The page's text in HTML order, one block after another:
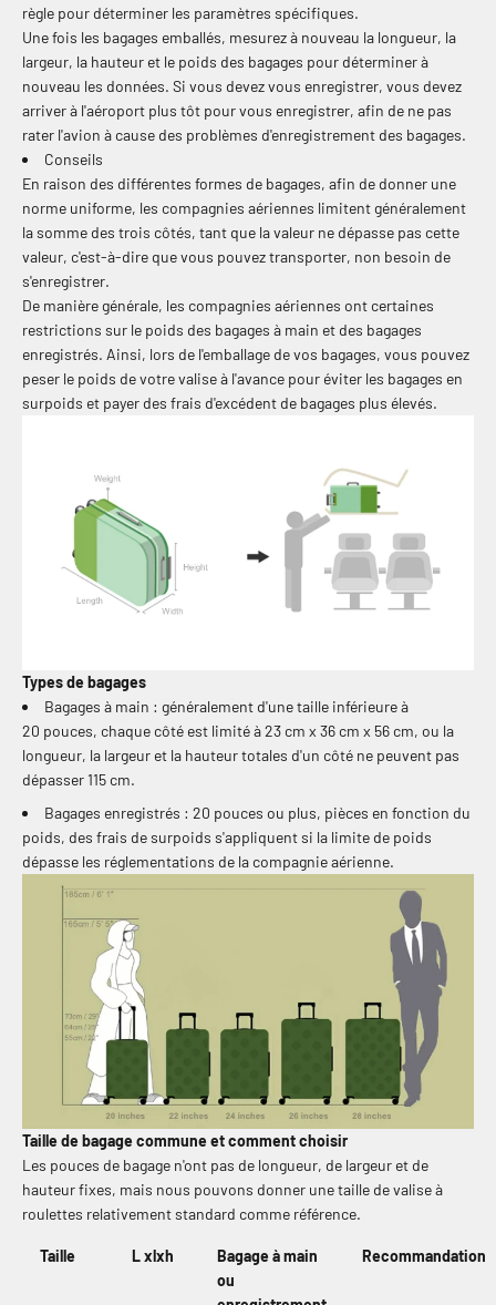
règle pour déterminer les paramètres spécifiques.
Une fois les bagages emballés, mesurez à nouveau la longueur, la
largeur, la hauteur et le poids des bagages pour déterminer à
nouveau les données. Si vous devez vous enregistrer, vous devez
arriver à l'aéroport plus tôt pour vous enregistrer, afin de ne pas
rater l'avion à cause des problèmes d'enregistrement des bagages.
Conseils
En raison des différentes formes de bagages, afin de donner une
norme uniforme, les compagnies aériennes limitent généralement
la somme des trois côtés, tant que la valeur ne dépasse pas cette
valeur, c'est-à-dire que vous pouvez transporter, non besoin de
s'enregistrer.
De manière générale, les compagnies aériennes ont certaines
restrictions sur le poids des bagages à main et des bagages
enregistrés. Ainsi, lors de l'emballage de vos bagages, vous pouvez
peser le poids de votre valise à l'avance pour éviter les bagages en
surpoids et payer des frais d'excédent de bagages plus élevés.
Types de bagages
Bagages à main : généralement d'une taille inférieure à
20 pouces, chaque côté est limité à 23 cm x 36 cm x 56 cm, ou la
longueur, la largeur et la hauteur totales d'un côté ne peuvent pas
dépasser 115 cm.
Bagages enregistrés : 20 pouces ou plus, pièces en fonction du
poids, des frais de surpoids s'appliquent si la limite de poids
dépasse les réglementations de la compagnie aérienne.
Taille de bagage commune et comment choisir
Les pouces de bagage n'ont pas de longueur, de largeur et de
hauteur fixes, mais nous pouvons donner une taille de valise à
roulettes relativement standard comme référence.
Taille L xlxh
Bagage à main
ou
Recommandation